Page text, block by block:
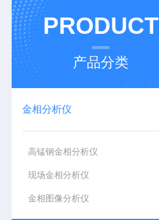
PRODUCT
产品分类
金相分析仪
高锰钢金相分析仪
现场金相分析仪
金相图像分析仪